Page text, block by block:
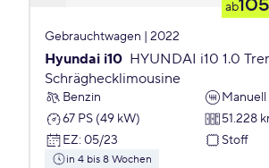
ab
Gebrauchtwagen | 2022
Hyundai i10 HYUNDAI i10 1.0
Schräghecklimousine
Benzin
Manuell
67 PS (49 kW)
51.228
EZ: 05/23 Stoff
in 4 bis 8 Wochen